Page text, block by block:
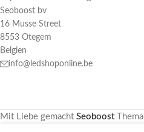
Seoboost bv
16 Musse Street
8553 Otegem
Belgien
info@ledshoponline.be
Mit Liebe gemacht SeoboostThema